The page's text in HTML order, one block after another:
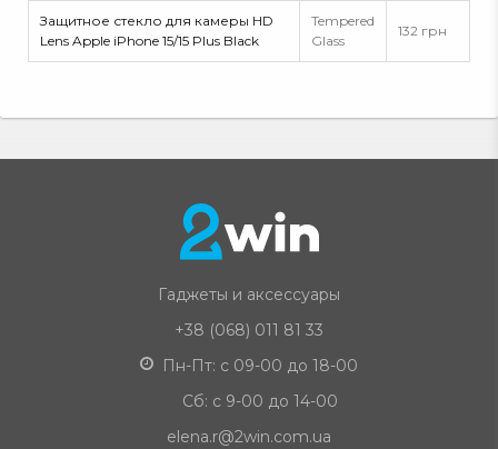
Защитное стекло для камеры HD
Lens Apple iPhone 15/15 Plus Black
Tempered
Glass
132 грн
Гаджеты и аксессуары
+38 (068) 011 81 33
Пн-Пт: с 09-00 до 18-00
Сб: с 9-00 до 14-00
elena.r@2win.com.ua